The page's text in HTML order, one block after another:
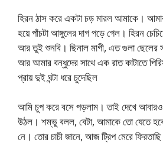
হিরন ঠাস করে একটা চড় মারল আমাকে।
হয়ে পাঁচটা আঙ্গুলের দাগ পড়ে গেল। হিরন
আর তুই শুনবি। ছিনাল মাগী, এত গুলা ছেলের
আর আমার বন্ধুদের সাথে এক রাত কাটাতে
প্রায় দুই ঘন্টা ধরে চুদেছিল
আমি চুপ করে বসে পড়লাম। তাই দেখে
উঠল। শম্ভু বলল, বেটা, আমাকে তো যেতে
নে। তোর চাচী জানে, আজ ট্রিপ মেরে